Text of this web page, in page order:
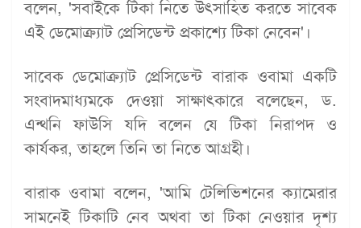
বলেন, 'সবাইকে টিকা নিতে উৎসাহিত করতে সাবেক
এই ডেমোক্র্যাট প্রেসিডেন্ট প্রকাশ্যে টিকা নেবেন'।
সাবেক ডেমোক্র্যাট প্রেসিডেন্ট বারাক ওবামা একটি
সংবাদমাধ্যমকে দেওয়া সাক্ষাৎকারে বলেছেন, ড.
এন্থনি ফাউসি যদি বলেন যে টিকা নিরাপদ ও
কার্যকর, তাহলে তিনি তা নিতে আগ্রহী।
বারাক ওবামা বলেন, 'আমি টেলিভিশনের ক্যামেরার
সামনেই টিকাটি নেব অথবা তা টিকা নেওয়ার দৃশ্য